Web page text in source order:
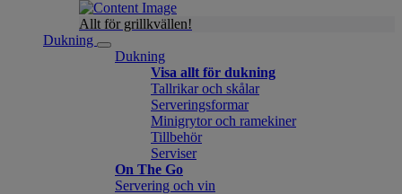
Allt för grillkvällen!
Dukning
Dukning
Visa allt för dukning
Tallrikar och skålar
Serveringsformar
Minigrytor och ramekiner
Tillbehör
Serviser
On The Go
Servering och vin